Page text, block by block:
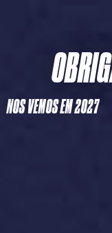
NOS VEMOS EM 2027